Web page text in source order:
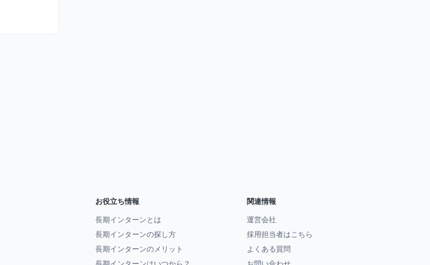
お役立ち情報
長期インターンとは
長期インターンの探し方
長期インターンのメリット
関連情報
運営会社
採用担当者はこちら
よくある質問